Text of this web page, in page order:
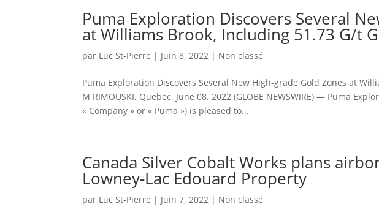
Puma Exploration Discovers Several
at Williams Brook, Including 51.73 G/t
par Luc St-Pierre | Juin 8, 2022 | Non classé
Puma Exploration Discovers Several New High-grade Gold Zones at
M RIMOUSKI, Quebec, June 08, 2022 (GLOBE NEWSWIRE) — Puma
« Company » or « Puma ») is pleased to...
Canada Silver Cobalt Works plans
Lowney-Lac Edouard Property
par Luc St-Pierre | Juin 7, 2022 | Non classé